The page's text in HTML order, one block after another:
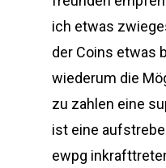
ich etwas
der Coins etwas
wiederum die
zu zahlen eine
ist eine
ewpg